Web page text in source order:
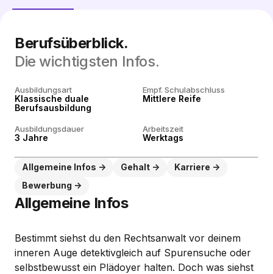
Berufsüberblick.
Die wichtigsten Infos.
Ausbildungsart
Klassische duale
Berufsausbildung
Empf. Schulabschluss
Mittlere Reife
Ausbildungsdauer
3 Jahre
Arbeitszeit
Werktags
Allgemeine Infos Gehalt
Karriere
Bewerbung
Allgemeine Infos
Bestimmt siehst du den Rechtsanwalt vor deinem
inneren Auge detektivgleich auf Spurensuche oder
selbstbewusst ein Plädoyer halten. Doch was siehst